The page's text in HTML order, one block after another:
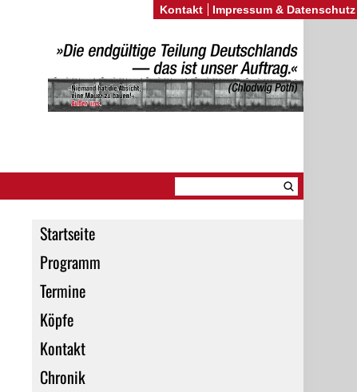
Startseite
Programm
Termine
Köpfe
Kontakt
Chronik
Kontakt Impressum & Datenschutz